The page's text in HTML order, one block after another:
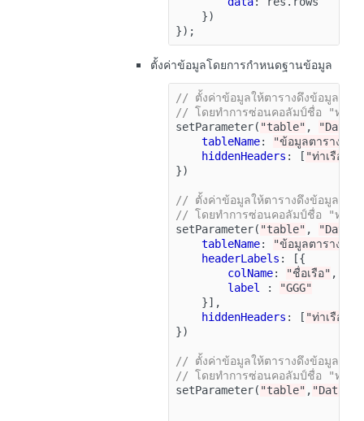
})
});
ตั้งค่าข้อมูลโดยการกำหนดฐานข้อมูล
// ตั้งค่าข้อมูลให้ตารางดึงข้อมูล
// โดยทำการซ่อนคอลัมป์ชื่อ "ท่าเรื
setParameter( "table" , "Data"
tableName:
"ข้อมูลตารางคน
hiddenHeaders : [ "ท่าเรือสุด
})
// ตั้งค่าข้อมูลให้ตารางดึงข้อมูล
// โดยทำการซ่อนคอลัมป์ชื่อ "ท่าเ
setParameter( "table" , "Data"
tableName:
"ข้อมูลตารางคน
headerLabels :
[{
colName: "ชื่อเรือ" ,
label
:
"GGG"
}],
hiddenHeaders : [ "ท่าเรือสุด
})
// ตั้งค่าข้อมูลให้ตารางดึงข้อมูล
// โดยทำการซ่อนคอลัมป์ชื่อ "ท่าเรื
setParameter( "table" , "Data"